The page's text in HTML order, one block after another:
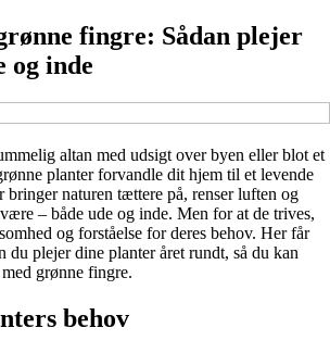
fingre: Sådan plejer
og inde
altan med udsigt over byen eller blot et
planter forvandle dit hjem til et levende
bringer naturen tættere på, renser luften og
– både ude og inde. Men for at de trives,
og forståelse for deres behov. Her får
du plejer dine planter året rundt, så du kan
grønne fingre.
behov